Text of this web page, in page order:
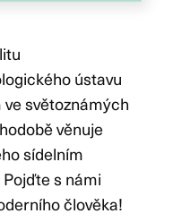
ústavu
ve světoznámých
věnuje
sídelním
s námi
člověka!